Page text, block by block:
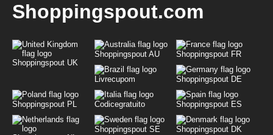
Shoppingspout.com
Shoppingspout UK
Shoppingspout AU Shoppingspout FR
Livrecupom Shoppingspout DE
Shoppingspout PL Codicegratuito Shoppingspout ES
Shoppingspout SE Shoppingspout DK